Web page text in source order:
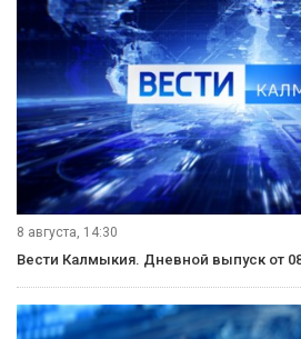
8 августа, 14:30
Вести Калмыкия. Дневной выпуск от